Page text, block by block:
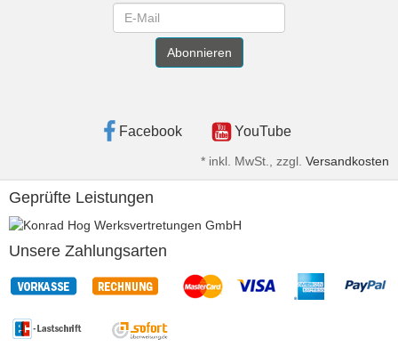
Abonnieren
Facebook YouTube
* inkl. MwSt., zzgl. Versandkosten
Geprüfte Leistungen
Unsere Zahlungsarten